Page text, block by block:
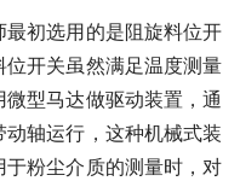
初选用的是阻旋料位开
开关虽然满足温度测量
型马达做驱动装置，通
轴运行，这种机械式装
粉尘介质的测量时，对